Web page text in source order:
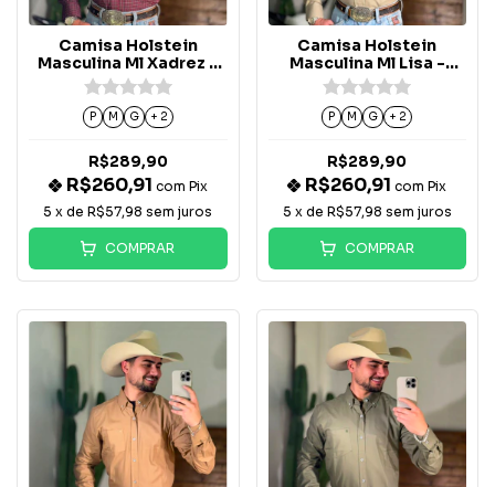
Camisa Holstein
Masculina Ml Xadrez -
Vinho
P M G + 2
R$289,90
R$260,91 com Pix
5 x deR$57,98 sem juros
COMPRAR
Camisa Holstein
Masculina Ml Lisa -
Areia
P M G + 2
R$289,90
R$260,91com Pix
5 x de R$57,98 sem juros
COMPRAR